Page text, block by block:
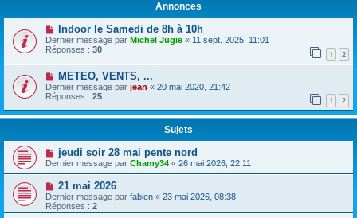
Annonces
Indoor le Samedi de 8h à 10h
Dernier message par Michel Jugie « 11 sept. 2025, 11:01
Réponses : 30 1 2
METEO, VENTS, ...
Dernier message par jean « 20 mai 2020, 21:42
Réponses : 25 1 2
Sujets
jeudi soir 28 mai pente nord
Dernier message par Chamy34 « 26 mai 2026, 22:11
21 mai 2026
Dernier message par fabien « 23 mai 2026, 08:38
Réponses : 2